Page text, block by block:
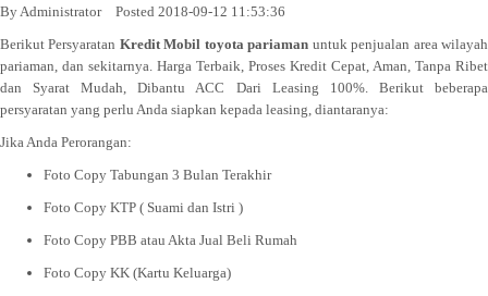
ByAdministrator
Posted 2018-09-12 11:53:36
Berikut Persyaratan Kredit Mobil toyota pariaman untuk penjualan area wilayah
pariaman, dan sekitarnya. Harga Terbaik, Proses Kredit Cepat, Aman, Tanpa Ribet
dan Syarat Mudah, Dibantu ACC Dari Leasing 100%. Berikut beberapa
persyaratan yang perlu Anda siapkan kepada leasing, diantaranya:
Jika Anda Perorangan:
Foto Copy Tabungan 3 Bulan Terakhir
Foto Copy KTP ( Suami dan Istri )
Foto Copy PBB atau Akta Jual Beli Rumah
Foto Copy KK (Kartu Keluarga)